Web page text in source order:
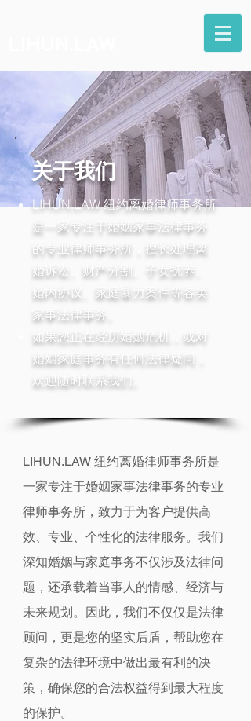
关于我们
LIHUN.LAW 纽约离婚律师事务所
是一家专注于婚姻家事法律事务
的专业律师事务所，擅长处理离
婚诉讼、财产分割、子女抚养、
婚内协议、家庭暴力案件等各类
家事法律事务。
如果您正在经历婚姻危机，或对
婚姻家庭事务有任何法律疑问，
欢迎随时联系我们。
LIHUN.LAW 纽约离婚律师事务所是
一家专注于婚姻家事法律事务的专业
律师事务所，致力于为客户提供高
效、专业、个性化的法律服务。我们
深知婚姻与家庭事务不仅涉及法律问
题，还承载着当事人的情感、经济与
未来规划。因此，我们不仅仅是法律
顾问，更是您的坚实后盾，帮助您在
复杂的法律环境中做出最有利的决
策，确保您的合法权益得到最大程度
的保护。